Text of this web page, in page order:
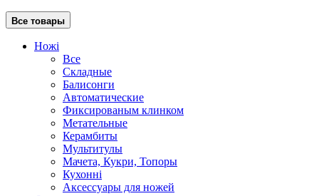
Все товары
Ножі
Все
Складные
Балисонги
Автоматические
Фиксированым клинком
Метательные
Керамбиты
Мультитулы
Мачета, Кукри, Топоры
Кухонні
Аксессуары для ножей